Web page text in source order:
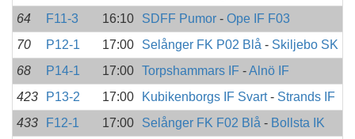
64
F11-3 16:10 SDFF Pumor - Ope IF F03
70
P12-1 17:00 Selånger FK P02 Blå - Skiljebo SK
68
P14-1 17:00 Torpshammars IF -Alnö IF
423
P13-2 17:00 Kubikenborgs IF Svart- Strands IF
433
F12-1 17:00 Selånger FK F02 Blå - Bollsta IK